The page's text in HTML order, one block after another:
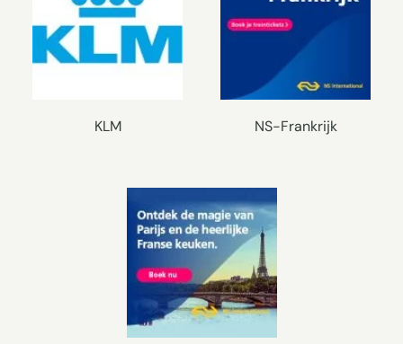
KLM NS-Frankrijk